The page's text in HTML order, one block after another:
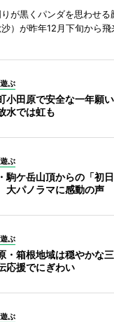
が黒くパンダを思わせ
沙）が昨年12月下旬から
ぶ
小田原で安全な一年願
水では虹も
ぶ
駒ケ岳山頂からの「初
パノラマに感動の声
ぶ
・箱根地域は穏やかな
応援でにぎわい
ぶ